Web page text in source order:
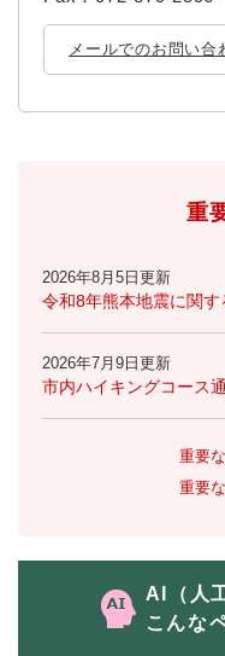
メールでのお問い合
重
2026年8月5日更新
令和8年熊本地震に関
2026年7月9日更新
市内ハイキングコース
重要
重要
AI（人
こんな